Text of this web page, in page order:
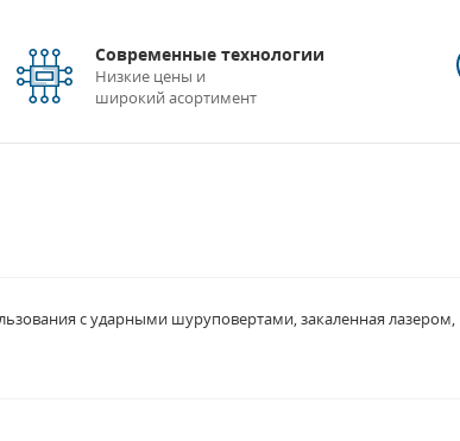
Современные технологии
Низкие цены и
широкий асортимент
с ударными шуруповертами, закаленная